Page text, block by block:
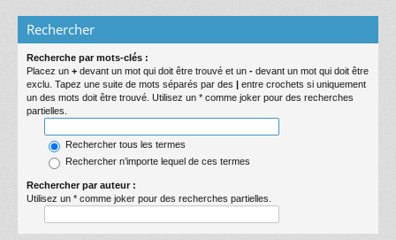
de
Rechercher
Recherche par mots-clés :
Placez un + devant un mot qui doit être trouvé et un - devant un mot qui doit être
exclu. Tapez une suite de mots séparés par des | entre crochets si uniquement
un des mots doit être trouvé. Utilisez un * comme joker pour des recherches
partielles.
Rechercher tous les termes
Rechercher n’importe lequel de ces termes
Rechercher par auteur :
Utilisez un * comme joker pour des recherches partielles.